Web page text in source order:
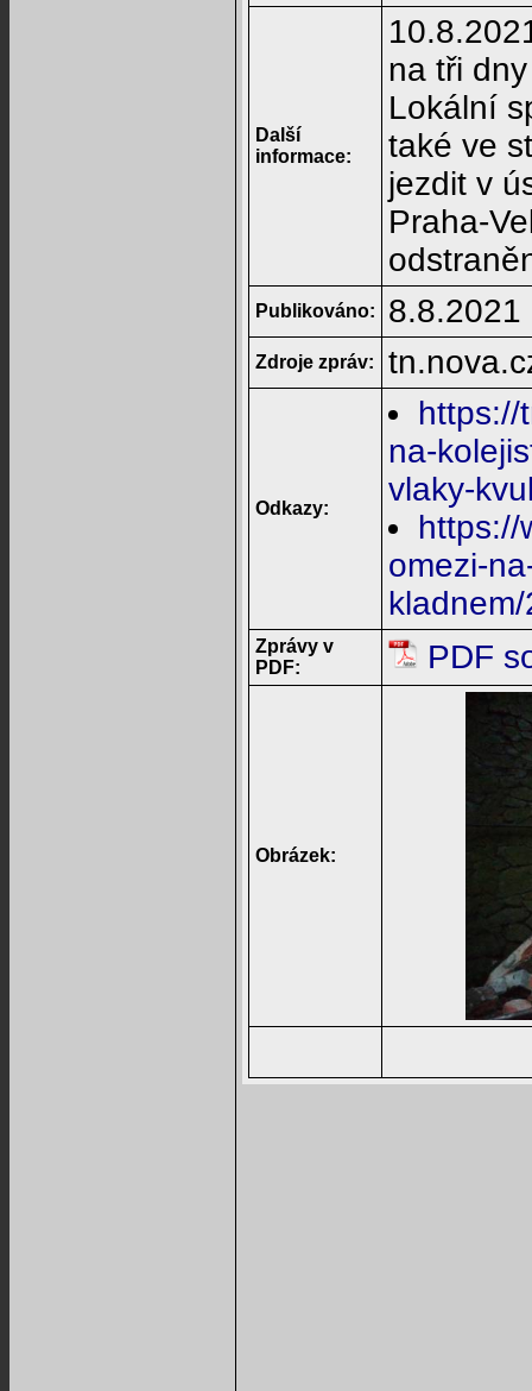
Další
informace:
na tři
Lokální
také ve
jezdit v
Praha-
Publikováno: 8.8.2021
Zdroje zpráv:
Odkazy:
https://
na-
vlaky-
https://
omezi-
Zprávy v
PDF:
PDF
Obrázek: